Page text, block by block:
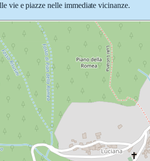
vie e piazze nelle immediate vicinanze.